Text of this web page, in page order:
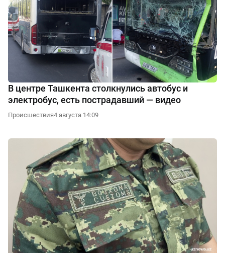
В центре Ташкента столкнулись автобус и
электробус, есть пострадавший — видео
Происшествия4 августа 14:09